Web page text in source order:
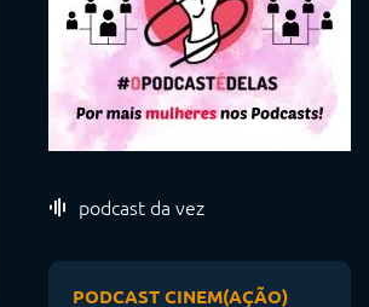
podcast da vez
PODCAST CINEM(AÇÃO)